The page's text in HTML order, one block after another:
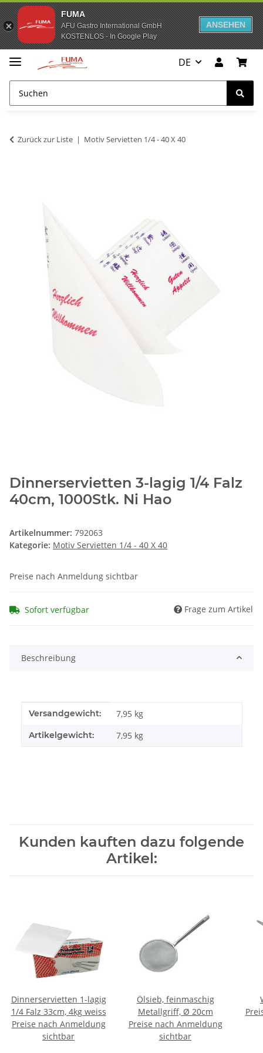
FUMA
AFU Gastro International GmbH
KOSTENLOS - In Google Play
ANSEHEN
DE
Zurück zur Liste Motiv Servietten 1/4 - 40 X 40
Dinnerservietten 3-lagig 1/4 Falz
40cm, 1000Stk. Ni Hao
Artikelnummer: 792063
Kategorie: Motiv Servietten 1/4 - 40 X 40
Preise nach Anmeldung sichtbar
Sofort verfügbar Frage zum Artikel
Beschreibung
Produkteigenschaft
Wert
Versandgewicht: 7,95 kg
Artikelgewicht: 7,95 kg
Kunden kauften dazu folgende
Artikel:
Dinnerservietten 1-lagig
1/4 Falz 33cm, 4kg weiss
Preise nach Anmeldung
sichtbar
Ölsieb, feinmaschig
Metallgriff, Ø 20cm
Preise nach Anmeldung
sichtbar